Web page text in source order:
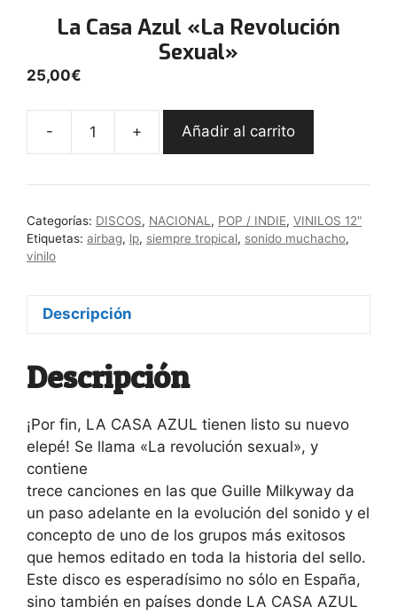
La Casa Azul «La Revolución
Sexual»
25,00€
-
Azul
Revolución
+ Añadir al carrito
Categorías: DISCOS, NACIONAL , POP / INDIE, VINILOS 12"
Etiquetas: airbag, lp, siempre tropical, sonido muchacho,
vinilo
Descripción
Descripción
¡Por fin, LA CASA AZUL tienen listo su nuevo
elepé! Se llama «La revolución sexual», y
contiene
trece canciones en las que Guille Milkyway da
un paso adelante en la evolución del sonido y el
concepto de uno de los grupos más exitosos
que hemos editado en toda la historia del sello.
Este disco es esperadísimo no sólo en España,
sino también en países donde LA CASA AZUL